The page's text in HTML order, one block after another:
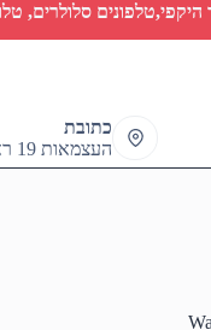
סלולרים,
כתובת
העצמאות 19 ראש העין